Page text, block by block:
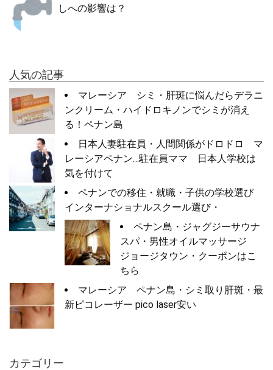
しへの影響は？
人気の記事
マレーシア シミ・肝斑に悩んだらデラニ
ンクリーム・ハイドロキノンでシミが消え
る！ペナン島
日本人妻駐在員・人間関係がドロドロ マ
レーシアペナン…駐在員ママ 日本人学校は
気を付けて
ペナンでの移住・就職・子供の学校選び
インターナショナルスクール選び・
ペナン島・ジャグジーサウナ
スパ・男性オイルマッサージ
ジョージタウン・クーポンはこ
ちら
マレーシア ペナン島・シミ取り肝斑・最
新ピコレーザー pico laser安い
カテゴリー